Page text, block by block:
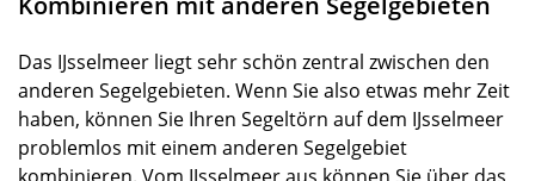
Das IJsselmeer liegt sehr schön zentral zwischen den
anderen Segelgebieten. Wenn Sie also etwas mehr Zeit
haben, können Sie Ihren Segeltörn auf dem IJsselmeer
problemlos mit einem anderen Segelgebiet